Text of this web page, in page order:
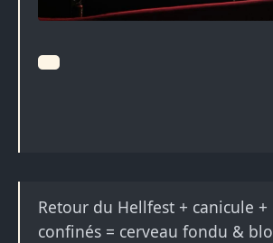
Retour du Hellfest + canicule
confinés = cerveau fondu &